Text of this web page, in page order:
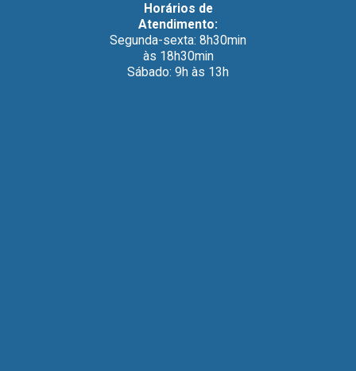
Horários de
Atendimento:
Segunda-sexta: 8h30min
às 18h30min
Sábado: 9h às 13h